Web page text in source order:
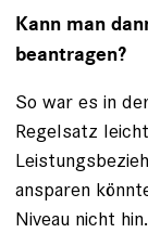
Kann man
beantragen?
So war es in
Regelsatz
ansparen
Niveau nicht